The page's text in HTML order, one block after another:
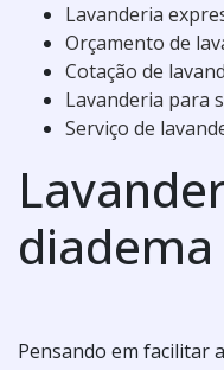
Lavanderia
Orçamento de
Cotação de
Lavanderia para
Serviço de
diadema
Pensando em facilitar